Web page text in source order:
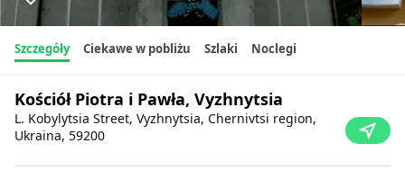
Szczegóły Ciekawe w pobliżu Szlaki Noclegi
Kościół Piotra i Pawła, Vyzhnytsia
L. Kobylytsia Street, Vyzhnytsia, Chernivtsi region,
Ukraina, 59200